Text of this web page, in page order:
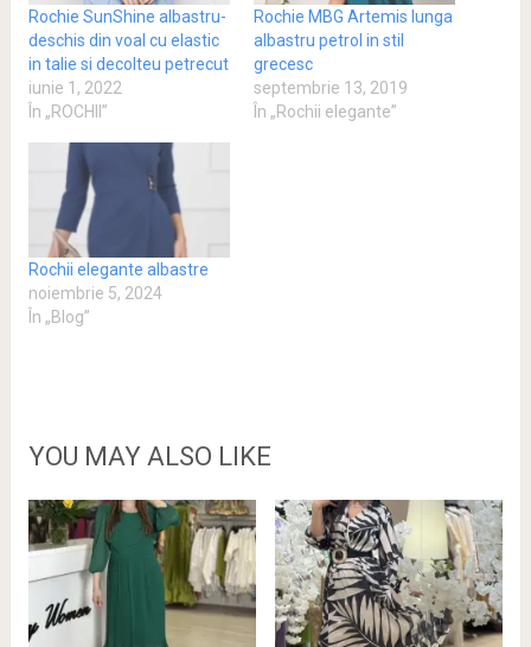
Rochie SunShine albastru-
deschis din voal cu elastic
in talie si decolteu petrecut
iunie 1, 2022
În „ROCHII”
Rochie MBG Artemis lunga
albastru petrol in stil
grecesc
septembrie 13, 2019
În „Rochii elegante”
Rochii elegante albastre
noiembrie 5, 2024
În „Blog”
YOU MAY ALSO LIKE